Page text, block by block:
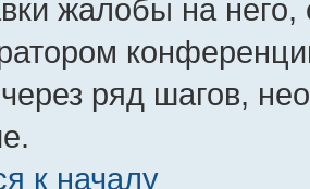
жалобы на
ряд шагов,
к началу